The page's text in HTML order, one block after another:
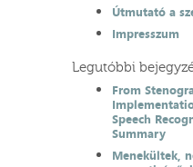
Útmutató a
Impresszum
Legutóbbi
From
Speech
Summary
Menekültek,